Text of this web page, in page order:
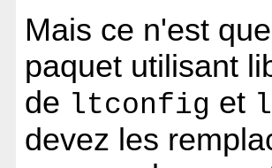
Mais ce n'est
paquet utilisant
de ltconfig et
devez les